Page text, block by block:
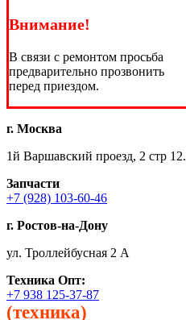
Внимание!
В связи с ремонтом просьба
предварительно прозвонить
перед приездом.
г. Москва
1й Варшавский проезд, 2 стр 12.
Запчасти
+7 (928) 103-60-46
г. Ростов-на-Дону
ул. Троллейбусная 2 А
Техника Опт:
+7 938 125-37-87
(техника)